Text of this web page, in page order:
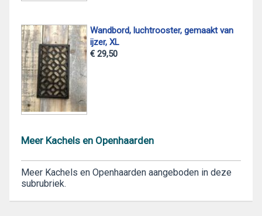
Wandbord, luchtrooster, gemaakt van
ijzer, XL
€ 29,50
Meer Kachels en Openhaarden
Meer Kachels en Openhaarden aangeboden in deze
subrubriek.